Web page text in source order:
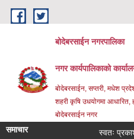
Skip to main content
बोदेबरसाईन नगरपालिका
नगर कार्यपालिकाको
बोदेबरसाईन, सप्तरी, मधेश
शहरी कृषि उधयोगमा आधारित,
बोदेबरसाईन नगर
समाचार स्वतः